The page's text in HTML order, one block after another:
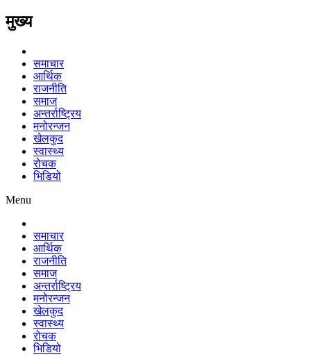
मुख्य
समाचार
आर्थिक
राजनीति
समाज
अन्तर्राष्ट्रिय
मनोरन्जन
खेलकुद
स्वास्थ्य
रोचक
भिडियो
Menu
समाचार
आर्थिक
राजनीति
समाज
अन्तर्राष्ट्रिय
मनोरन्जन
खेलकुद
स्वास्थ्य
रोचक
भिडियो